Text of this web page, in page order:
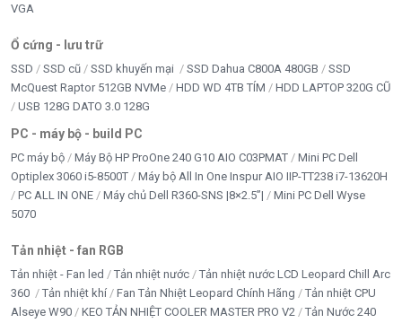
VGA
Ổ cứng - lưu trữ
SSD SSD cũ SSD khuyến mại SSD Dahua C800A 480GB
SSD
McQuest Raptor 512GB NVMe
HDD WD 4TB TÍM
HDD LAPTOP 320G CŨ
USB 128G DATO 3.0 128G
PC - máy bộ - build PC
PC máy bộ Máy Bộ HP ProOne 240 G10 AIO C03PMAT
Mini PC Dell
Optiplex 3060 i5-8500T
Máy bộ All In One Inspur AIO IIP-TT238 i7-13620H
PC ALL IN ONE
Máy chủ Dell R360-SNS |8×2.5”|
Mini PC Dell Wyse
5070
Tản nhiệt - fan RGB
Tản nhiệt - Fan led Tản nhiệt nước
Tản nhiệt nước LCD Leopard Chill Arc
360
Tản nhiệt khí Fan Tản Nhiệt Leopard Chính Hãng
Tản nhiệt CPU
Alseye W90
KEO TẢN NHIỆT COOLER MASTER PRO V2
Tản Nước 240